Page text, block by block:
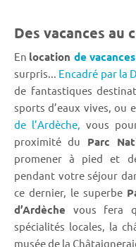
Des vacances au
En location de
surpris... Encadré par la
de fantastiques
sports d’eaux vives, ou
de l’Ardèche, vous
proximité du Parc
promener à pied et
pendant votre séjour
ce dernier, le superbe
d’Ardèche vous fera
spécialités locales, la
musée de la